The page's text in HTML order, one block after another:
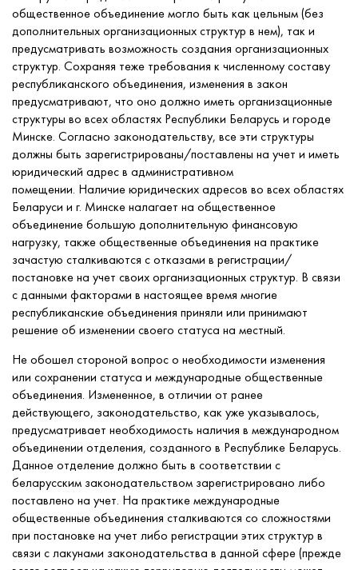
общественное объединение могло быть как цельным (без
дополнительных организационных структур в нем), так и
предусматривать возможность создания организационных
структур. Сохраняя теже требования к численному составу
республиканского объединения, изменения в закон
предусматривают, что оно должно иметь организационные
структуры во всех областях Республики Беларусь и городе
Минске. Согласно законодательству, все эти структуры
должны быть зарегистрированы/поставлены на учет и иметь
юридический адрес в административном
помещении. Наличие юридических адресов во всех областях
Беларуси и г. Минске налагает на общественное
объединение большую дополнительную финансовую
нагрузку, также общественные объединения на практике
зачастую сталкиваются с отказами в регистрации/
постановке на учет своих организационных структур. В связи
с данными факторами в настоящее время многие
республиканские объединения приняли или принимают
решение об изменении своего статуса на местный.
Не обошел стороной вопрос о необходимости изменения
или сохранении статуса и международные общественные
объединения. Измененное, в отличии от ранее
действующего, законодательство, как уже указывалось,
предусматривает необходимость наличия в международном
объединении отделения, созданного в Республике Беларусь.
Данное отделение должно быть в соответствии с
беларусским законодательством зарегистрировано либо
поставлено на учет. На практике международные
общественные объединения сталкиваются со сложностями
при постановке на учет либо регистрации этих структур в
связи с лакунами законодательства в данной сфере (прежде